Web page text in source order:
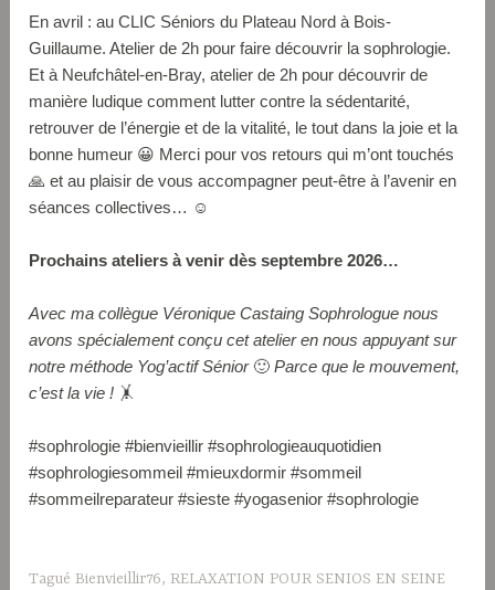
En avril : au CLIC Séniors du Plateau Nord à Bois-
Guillaume. Atelier de 2h pour faire découvrir la sophrologie.
Et à Neufchâtel-en-Bray, atelier de 2h pour découvrir de
manière ludique comment lutter contre la sédentarité,
retrouver de l’énergie et de la vitalité, le tout dans la joie et la
bonne humeur 😀 Merci pour vos retours qui m’ont touchés
🙏 et au plaisir de vous accompagner peut-être à l’avenir en
séances collectives… ☺️
Prochains ateliers à venir dès septembre 2026…
Avec ma collègue Véronique Castaing Sophrologue nous
avons spécialement conçu cet atelier en nous appuyant sur
notre méthode Yog’actif Sénior 🙂Parce que le mouvement,
c’est la vie ! 🤸
#sophrologie #bienvieillir #sophrologieauquotidien
#sophrologiesommeil #mieuxdormir #sommeil
#sommeilreparateur #sieste #yogasenior #sophrologie
Tagué Bienvieillir76, RELAXATION POUR SENIOS EN SEINE